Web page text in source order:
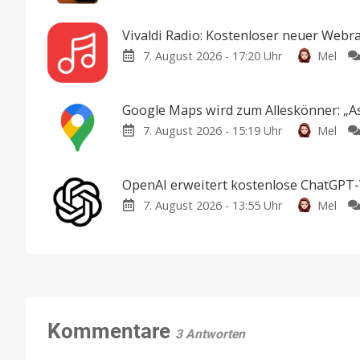
Vivaldi Radio: Kostenloser neuer
7. August 2026 - 17:20 Uhr Mel
Google Maps wird zum Alleskönner:
7. August 2026 - 15:19 Uhr Mel
OpenAI erweitert kostenlose
7. August 2026 - 13:55 Uhr Mel
Kommentare 3 Antworten